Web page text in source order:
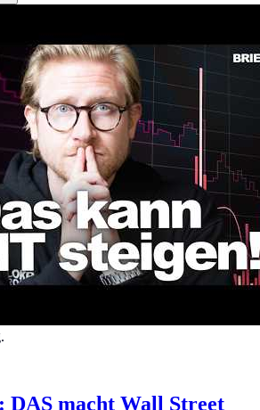
DAS macht Wall Street